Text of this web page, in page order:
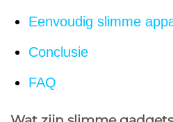
Eenvoudig slimme
Conclusie
FAQ